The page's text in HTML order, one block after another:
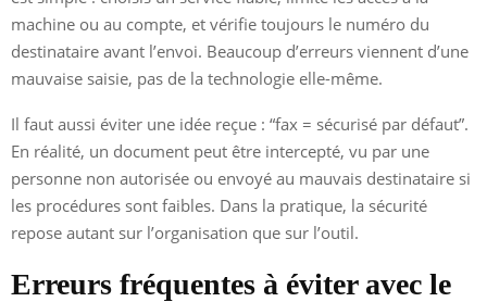
machine ou au compte, et vérifie toujours le numéro du
destinataire avant l’envoi. Beaucoup d’erreurs viennent d’une
mauvaise saisie, pas de la technologie elle-même.
Il faut aussi éviter une idée reçue : “fax = sécurisé par défaut”.
En réalité, un document peut être intercepté, vu par une
personne non autorisée ou envoyé au mauvais destinataire si
les procédures sont faibles. Dans la pratique, la sécurité
repose autant sur l’organisation que sur l’outil.
Erreurs fréquentes à éviter avec le